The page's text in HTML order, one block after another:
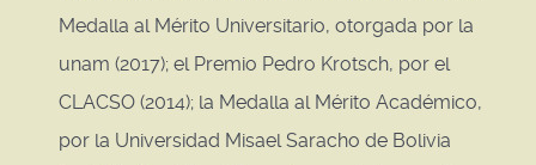
Medalla al Mérito Universitario, otorgada por la
unam (2017); el Premio Pedro Krotsch, por el
CLACSO (2014); la Medalla al Mérito Académico,
por la Universidad Misael Saracho de Bolivia